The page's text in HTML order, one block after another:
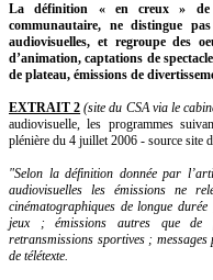
La définition « en creux » de
communautaire, ne distingue
audiovisuelles, et regroupe des
d’animation, captations de
de plateau, émissions de
EXTRAIT 2 (site du CSA via le
audiovisuelle, les programmes
plénière du 4 juillet 2006 - source site
"Selon la définition donnée par
audiovisuelles les émissions ne
cinématographiques de longue
jeux ; émissions autres que de
retransmissions sportives ;
de télétexte.